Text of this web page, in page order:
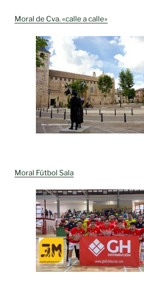
Moral de Cva. «calle a calle»
Moral Fútbol Sala